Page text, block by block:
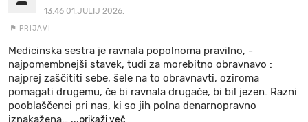
13:46 01.JULIJ 2026.
PRIJAVI
Medicinska sestra je ravnala popolnoma pravilno, -
najpomembnejši stavek, tudi za morebitno obravnavo :
najprej zaščititi sebe, šele na to obravnavti, oziroma
pomagati drugemu, če bi ravnala drugače, bi bil jezen. Razni
pooblaščenci pri nas, ki so jih polna denarnopravno
iznakažena… ...prikaži več